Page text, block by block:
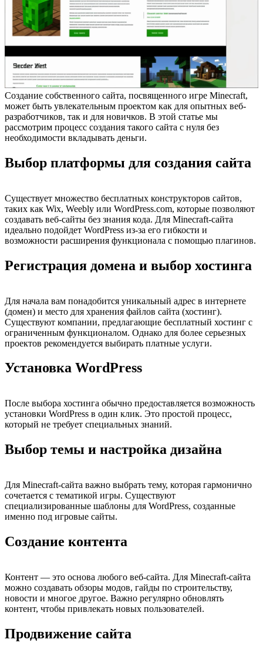
Создание собственного сайта, посвященного игре Minecraft,
может быть увлекательным проектом как для опытных веб-
разработчиков, так и для новичков. В этой статье мы
рассмотрим процесс создания такого сайта с нуля без
необходимости вкладывать деньги.
Выбор платформы для создания сайта
Существует множество бесплатных конструкторов сайтов,
таких как Wix, Weebly или WordPress.com, которые позволяют
создавать веб-сайты без знания кода. Для Minecraft-сайта
идеально подойдет WordPress из-за его гибкости и
возможности расширения функционала с помощью плагинов.
Регистрация домена и выбор хостинга
Для начала вам понадобится уникальный адрес в интернете
(домен) и место для хранения файлов сайта (хостинг).
Существуют компании, предлагающие бесплатный хостинг с
ограниченным функционалом. Однако для более серьезных
проектов рекомендуется выбирать платные услуги.
Установка WordPress
После выбора хостинга обычно предоставляется возможность
установки WordPress в один клик. Это простой процесс,
который не требует специальных знаний.
Выбор темы и настройка дизайна
Для Minecraft-сайта важно выбрать тему, которая гармонично
сочетается с тематикой игры. Существуют
специализированные шаблоны для WordPress, созданные
именно под игровые сайты.
Создание контента
Контент — это основа любого веб-сайта. Для Minecraft-сайта
можно создавать обзоры модов, гайды по строительству,
новости и многое другое. Важно регулярно обновлять
контент, чтобы привлекать новых пользователей.
Продвижение сайта